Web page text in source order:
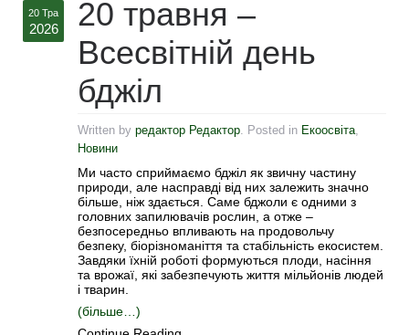
20 Тра
2026
20 травня –
Всесвітній день
бджіл
Written by редактор Редактор . Posted in Екоосвіта
Новини
Ми часто сприймаємо бджіл як звичну частину
природи, але насправді від них залежить значно
більше, ніж здається. Саме бджоли є одними з
головних запилювачів рослин, а отже –
безпосередньо впливають на продовольчу
безпеку, біорізноманіття та стабільність екосистем.
Завдяки їхній роботі формуються плоди, насіння
та врожаї, які забезпечують життя мільйонів людей
і тварин.
(більше…)